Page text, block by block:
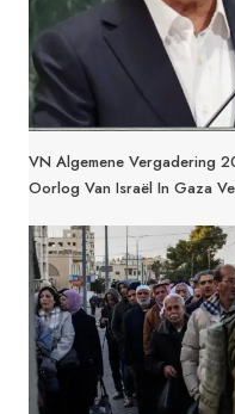
VN Algemene Vergadering
Oorlog Van Israël In Gaza